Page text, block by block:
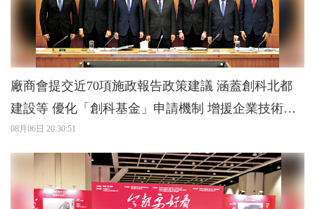
廠商會提交近70項施政報告政策建議 涵蓋創科北都
建設等 優化「創科基金」申請機制 增援企業技術應
用
08月06日 20:30:51